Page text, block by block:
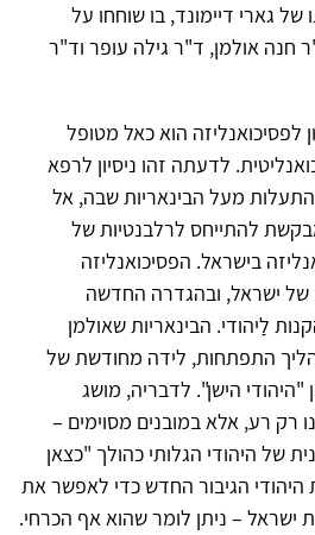
של גארי דיימונד, בו שוחחו על
חנה אולמן, ד"ר גילה עופר וד"ר
לפסיכואנליזה הוא כאל מטופל
לדעתה זהו ניסיון לרפא
התעלות מעל הבינאריות שבה, אל
להתייחס לרלבנטיות של
בישראל. הפסיכואנליזה
של ישראל, ובהגדרה החדשה
לַיהודי. הבינאריות שאולמן
התפתחות, לידה מחודשת של
הישן". לדבריה, מושג
רק רע, אלא במובנים מסוימים –
של היהודי הגלותי כהולך "כצאן
היהודי הגיבור החדש כדי לאפשר את
ישראל – ניתן לומר שהוא אף הכרחי.